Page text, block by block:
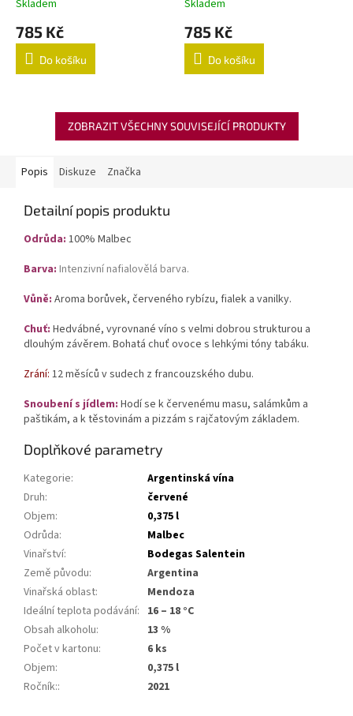
Skladem
785 Kč
Do košíku
Skladem
785 Kč
Do košíku
ZOBRAZIT VŠECHNY SOUVISEJÍCÍ PRODUKTY
Popis Diskuze Značka
Detailní popis produktu
Odrůda: 100% Malbec
Barva: Intenzivní nafialovělá barva.
Vůně: Aroma borůvek, červeného rybízu, fialek a vanilky.
Chuť: Hedvábné, vyrovnané víno s velmi dobrou strukturou a
dlouhým závěrem. Bohatá chuť ovoce s lehkými tóny tabáku.
Zrání: 12 měsíců v sudech z francouzského dubu.
Snoubení s jídlem: Hodí se k červenému masu, salámkům a
paštikám, a k těstovinám a pizzám s rajčatovým základem.
Doplňkové parametry
Kategorie:
Argentinská vína
Druh:
červené
Objem:
0,375 l
Odrůda:
Malbec
Vinařství:
Bodegas Salentein
Země původu:
Argentina
Vinařská oblast:
Mendoza
Ideální teplota podávání: 16 – 18 °C
Obsah alkoholu:
13 %
Počet v kartonu:
6 ks
Objem:
0,375 l
Ročník:: 2021